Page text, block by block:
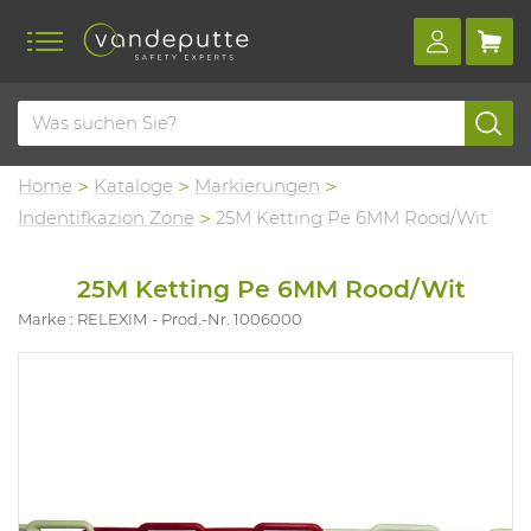
Home Kataloge
Markierungen
Indentifkazion Zone
25M Ketting Pe 6MM Rood/Wit
25M Ketting Pe 6MM Rood/Wit
Marke : RELEXIM Prod.-Nr. 1006000